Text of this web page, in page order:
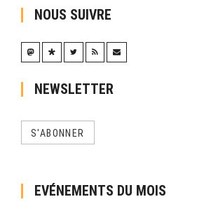
NOUS SUIVRE
NEWSLETTER
S'ABONNER
EVÉNEMENTS DU MOIS